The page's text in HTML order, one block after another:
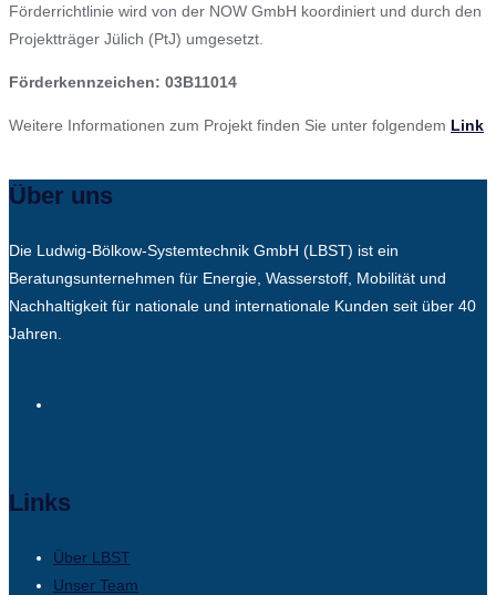
Förderrichtlinie wird von der NOW GmbH koordiniert und durch den
Projektträger Jülich (PtJ) umgesetzt.
Förderkennzeichen: 03B11014
Weitere Informationen zum Projekt finden Sie unter folgendem Link
Über uns
Die Ludwig-Bölkow-Systemtechnik GmbH (LBST) ist ein
Beratungsunternehmen für Energie, Wasserstoff, Mobilität und
Nachhaltigkeit für nationale und internationale Kunden seit über 40
Jahren.
Links
Über LBST
Unser Team